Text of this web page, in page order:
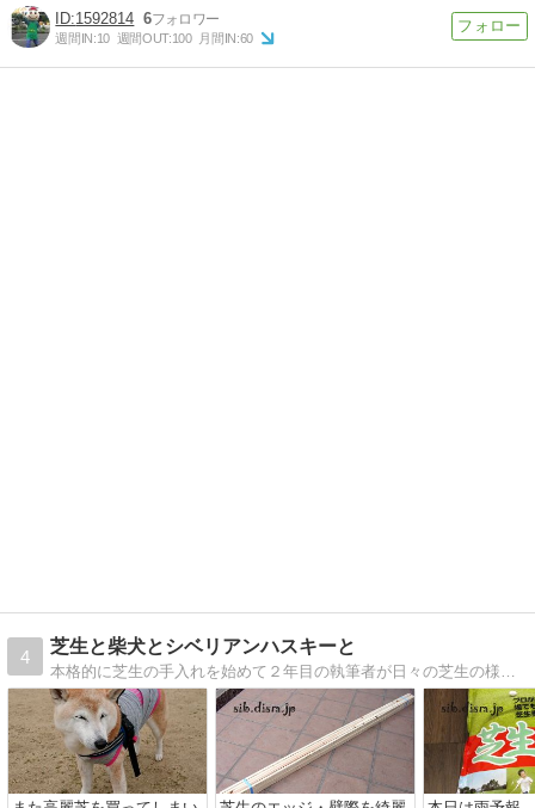
1592814 6
週間IN:10 週間OUT:100 月間IN:60
4
芝生と柴犬とシベリアンハスキーと